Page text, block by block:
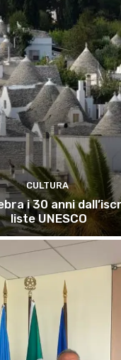
CULTURA
i 30 anni
liste UNESCO